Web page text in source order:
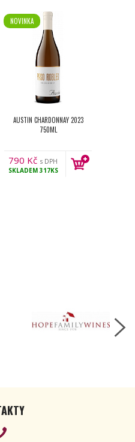
NOVINKA
AUSTIN CHARDONNAY 2023
750ML
790 Kč s DPH
SKLADEM317KS